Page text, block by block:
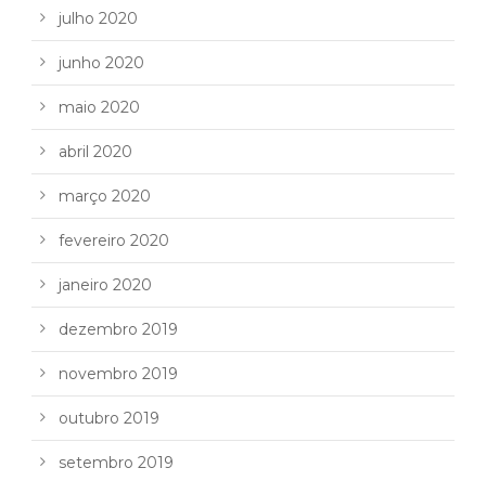
julho 2020
junho 2020
maio 2020
abril 2020
março 2020
fevereiro 2020
janeiro 2020
dezembro 2019
novembro 2019
outubro 2019
setembro 2019